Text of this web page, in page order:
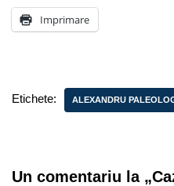
Imprimare
Etichete: ALEXANDRU
Un comentariu la